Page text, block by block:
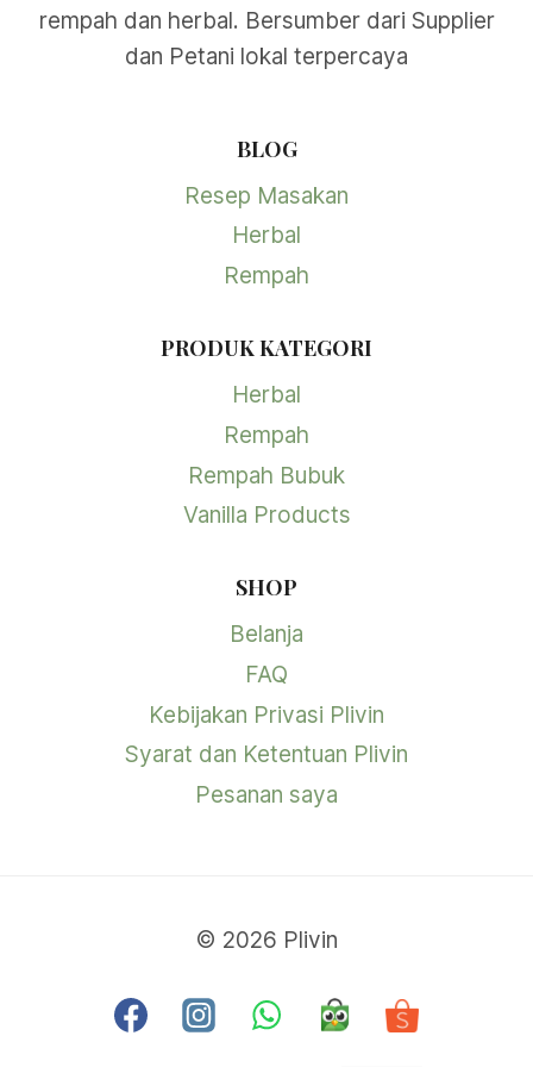
rempah dan herbal. Bersumber dari Supplier
dan Petani lokal terpercaya
BLOG
Resep Masakan
Herbal
Rempah
PRODUK KATEGORI
Herbal
Rempah
Rempah Bubuk
Vanilla Products
SHOP
Belanja
FAQ
Kebijakan Privasi Plivin
Syarat dan Ketentuan Plivin
Pesanan saya
© 2026 Plivin